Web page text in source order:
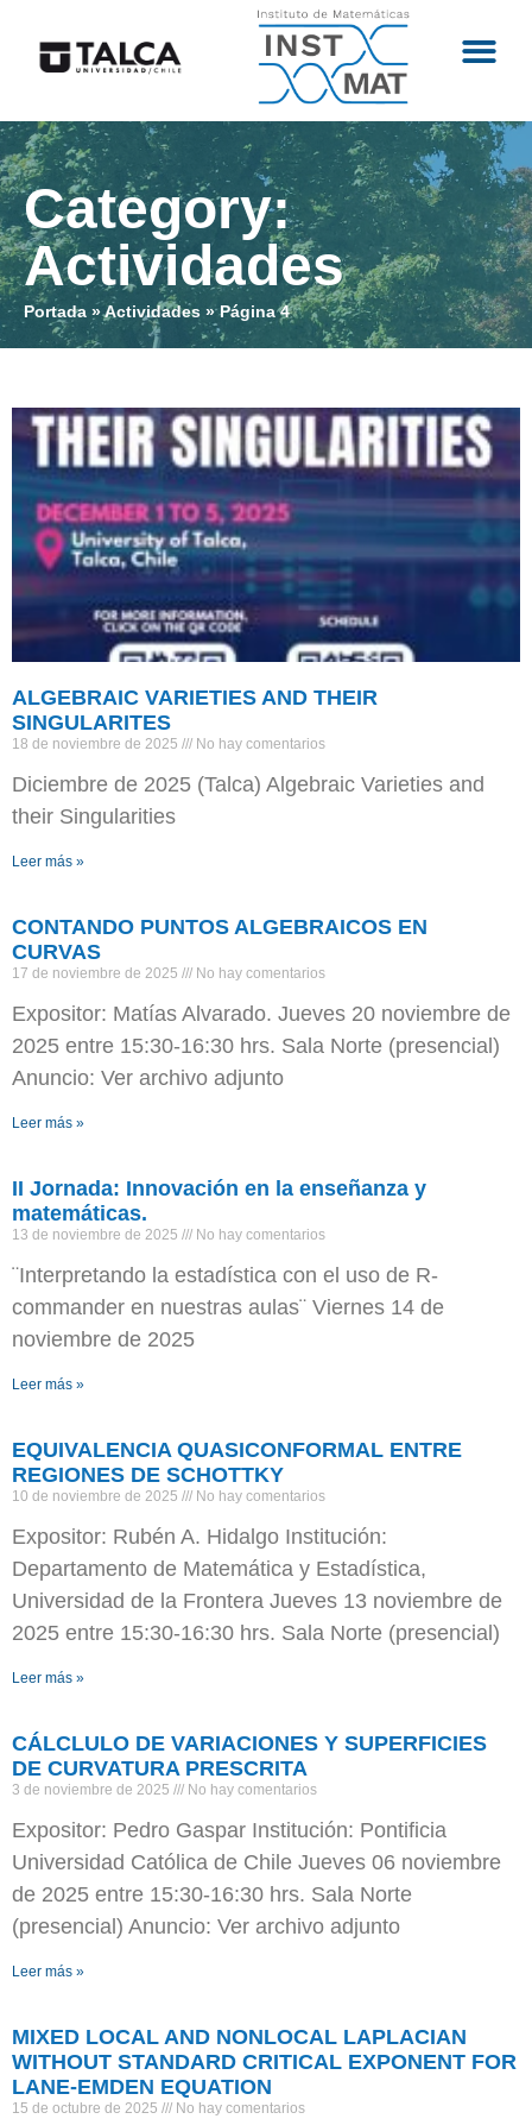
Category:
Actividades
Portada »Actividades »Página 4
ALGEBRAIC VARIETIES AND THEIR
SINGULARITES
18 de noviembre de 2025 No hay comentarios
Diciembre de 2025 (Talca) Algebraic Varieties and
their Singularities
Leer más »
CONTANDO PUNTOS ALGEBRAICOS EN
CURVAS
17 de noviembre de 2025 No hay comentarios
Expositor: Matías Alvarado. Jueves 20 noviembre de
2025 entre 15:30-16:30 hrs. Sala Norte (presencial)
Anuncio: Ver archivo adjunto
Leer más »
II Jornada: Innovación en la enseñanza y
matemáticas.
13 de noviembre de 2025 No hay comentarios
¨Interpretando la estadística con el uso de R-
commander en nuestras aulas¨ Viernes 14 de
noviembre de 2025
Leer más »
EQUIVALENCIA QUASICONFORMAL ENTRE
REGIONES DE SCHOTTKY
10 de noviembre de 2025 No hay comentarios
Expositor: Rubén A. Hidalgo Institución:
Departamento de Matemática y Estadística,
Universidad de la Frontera Jueves 13 noviembre de
2025 entre 15:30-16:30 hrs. Sala Norte (presencial)
Leer más »
CÁLCLULO DE VARIACIONES Y SUPERFICIES
DE CURVATURA PRESCRITA
3 de noviembre de 2025 No hay comentarios
Expositor: Pedro Gaspar Institución: Pontificia
Universidad Católica de Chile Jueves 06 noviembre
de 2025 entre 15:30-16:30 hrs. Sala Norte
(presencial) Anuncio: Ver archivo adjunto
Leer más »
MIXED LOCAL AND NONLOCAL LAPLACIAN
WITHOUT STANDARD CRITICAL EXPONENT FOR
LANE-EMDEN EQUATION
15 de octubre de 2025 No hay comentarios